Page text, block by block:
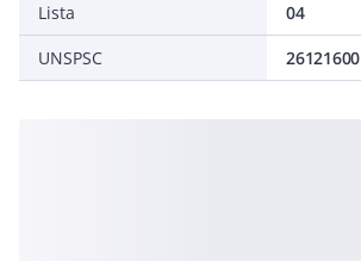
Lista
04
UNSPSC
26121600